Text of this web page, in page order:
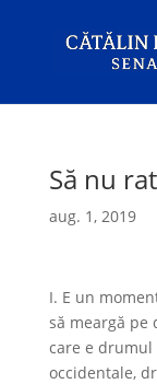
Să nu
aug. 1, 2019
I. E un
să meargă
care e
occidentale,